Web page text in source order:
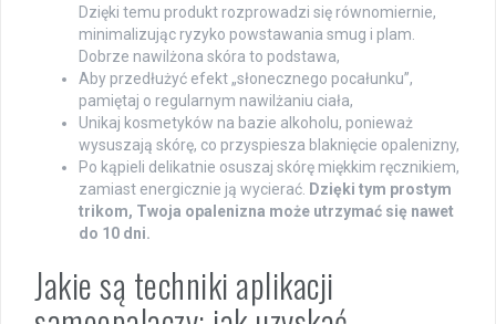
Dzięki temu produkt rozprowadzi się równomiernie,
minimalizując ryzyko powstawania smug i plam.
Dobrze nawilżona skóra to podstawa,
Aby przedłużyć efekt „słonecznego pocałunku”,
pamiętaj o regularnym nawilżaniu ciała,
Unikaj kosmetyków na bazie alkoholu, ponieważ
wysuszają skórę, co przyspiesza blaknięcie opalenizny,
Po kąpieli delikatnie osuszaj skórę miękkim ręcznikiem,
zamiast energicznie ją wycierać. Dzięki tym prostym
trikom, Twoja opalenizna może utrzymać się nawet
do 10 dni.
Jakie są techniki aplikacji